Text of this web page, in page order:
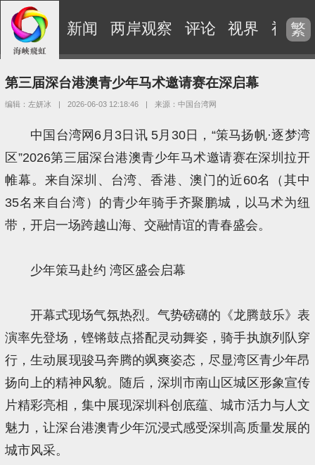
新闻 两岸观察 评论 视界 视频
繁
第三届深台港澳青少年马术邀请赛在深启幕
编辑：左妍冰 | 2026-06-03 12:18:46 | 来源：中国台湾网
中国台湾网6月3日讯 5月30日，“策马扬帆·逐梦湾
区”2026第三届深台港澳青少年马术邀请赛在深圳拉开
帷幕。来自深圳、台湾、香港、澳门的近60名（其中
35名来自台湾）的青少年骑手齐聚鹏城，以马术为纽
带，开启一场跨越山海、交融情谊的青春盛会。
少年策马赴约 湾区盛会启幕
开幕式现场气氛热烈。气势磅礴的《龙腾鼓乐》表
演率先登场，铿锵鼓点搭配灵动舞姿，骑手执旗列队穿
行，生动展现骏马奔腾的飒爽姿态，尽显湾区青少年昂
扬向上的精神风貌。随后，深圳市南山区城区形象宣传
片精彩亮相，集中展现深圳科创底蕴、城市活力与人文
魅力，让深台港澳青少年沉浸式感受深圳高质量发展的
城市风采。